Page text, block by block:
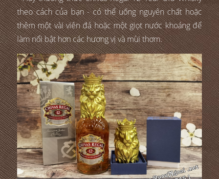
theo cách của bạn - có thể uống nguyên chất hoặc
thêm một vài viên đá hoặc một giọt nước khoáng để
làm nổi bật hơn các hương vị và mùi thơm.